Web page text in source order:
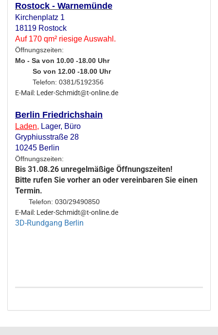
Rostock - Warnemünde
Kirchenplatz 1
18119 Rostock
Auf 170 qm² riesige Auswahl.
Öffnungszeiten:
Mo - Sa von 10.00 -18.00 Uhr
So von 12.00 -18.00 Uhr
Telefon: 0381/5192356
E-Mail: Leder-Schmidt@t-online.de
Berlin Friedrichshain
Laden, Lager, Büro
Gryphiusstraße 28
10245 Berlin
Öffnungszeiten:
Bis 31.08.26 unregelmäßige Öffnungszeiten!
Bitte rufen Sie vorher an oder vereinbaren Sie einen
Termin.
Telefon: 030/29490850
E-Mail: Leder-Schmidt@t-online.de
3D-Rundgang Berlin